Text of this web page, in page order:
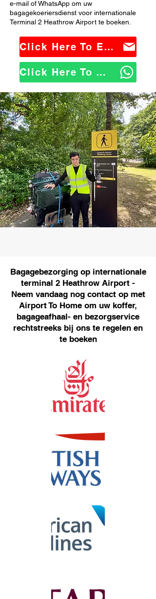
e-mail of WhatsApp om uw
bagagekoeriersdienst voor internationale
Terminal 2 Heathrow Airport te boeken.
Click Here To Email Us
Click Here To WhatsApp Us
Bagagebezorging op internationale
terminal 2 Heathrow Airport -
Neem vandaag nog contact op met
Airport To Home om uw koffer,
bagageafhaal- en bezorgservice
rechtstreeks bij ons te regelen en
te boeken